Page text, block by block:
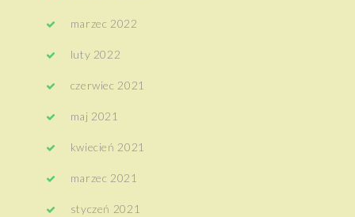
marzec 2022
luty 2022
czerwiec 2021
maj 2021
kwiecień 2021
marzec 2021
styczeń 2021